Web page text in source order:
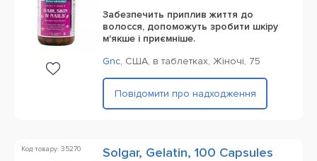
Забезпечить приплив життя до
волосся, допоможуть зробити шкіру
м'якше і приємніше.
Gnc, США, в таблетках, Жіночі, 75
Повідомити про надходження
Код товару: 35270 Solgar, Gelatin, 100 Capsules